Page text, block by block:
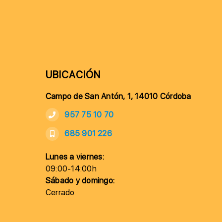
UBICACIÓN
Campo de San Antón, 1, 14010 Córdoba
957 75 10 70
685 901 226
Lunes a viernes:
09:00-14:00h
Sábado y domingo:
Cerrado